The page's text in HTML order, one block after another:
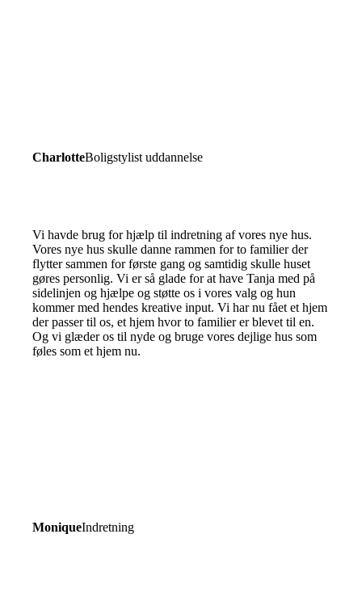
CharlotteBoligstylist uddannelse
Vi havde brug for hjælp til indretning af vores nye hus.
Vores nye hus skulle danne rammen for to familier der
flytter sammen for første gang og samtidig skulle huset
gøres personlig. Vi er så glade for at have Tanja med på
sidelinjen og hjælpe og støtte os i vores valg og hun
kommer med hendes kreative input. Vi har nu fået et hjem
der passer til os, et hjem hvor to familier er blevet til en.
Og vi glæder os til nyde og bruge vores dejlige hus som
føles som et hjem nu.
MoniqueIndretning